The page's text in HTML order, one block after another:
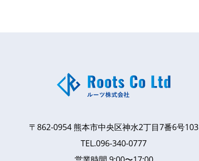
〒862-0954熊本市中央区神水2丁目7番6号103
TEL.096-340-0777